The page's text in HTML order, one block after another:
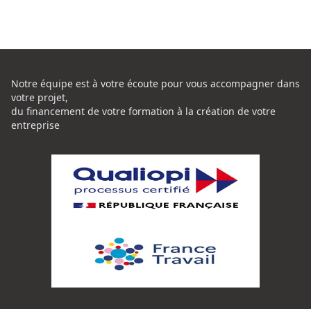
Notre équipe est à votre écoute pour vous accompagner dans
votre projet,
du financement de votre formation à la création de votre
entreprise